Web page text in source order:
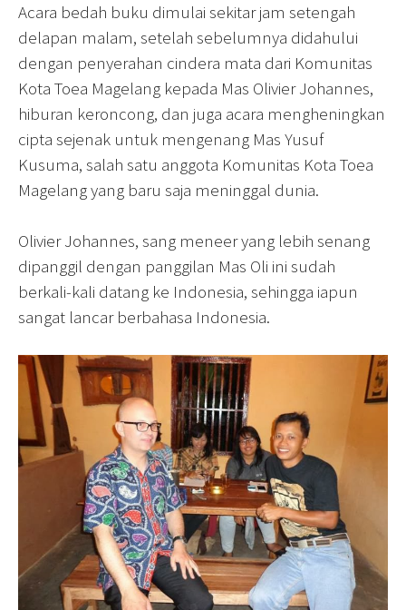
Acara bedah buku dimulai sekitar jam setengah
delapan malam, setelah sebelumnya didahului
dengan penyerahan cindera mata dari Komunitas
Kota Toea Magelang kepada Mas Olivier Johannes,
hiburan keroncong, dan juga acara mengheningkan
cipta sejenak untuk mengenang Mas Yusuf
Kusuma, salah satu anggota Komunitas Kota Toea
Magelang yang baru saja meninggal dunia.
Olivier Johannes, sang meneer yang lebih senang
dipanggil dengan panggilan Mas Oli ini sudah
berkali-kali datang ke Indonesia, sehingga iapun
sangat lancar berbahasa Indonesia.